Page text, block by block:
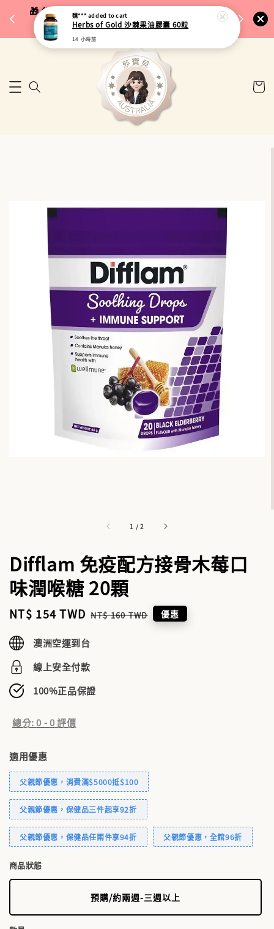
🎁 父親節限定｜全館96折・指定品牌88折｜滿
$5,000再折$100
🚚 台
1 /2
Difflam 免疫配方接骨木莓口
味潤喉糖 20顆
Sale
NT$ 154 TWD Regular
NT$ 160 TWD 優惠
澳洲空運到台
線上安全付款
100%正品保證
總分:0 -0評價
適用優惠
父親節優惠，消費滿$5000抵$100
父親節優惠，保健品三件起享92折
父親節優惠，保健品任兩件享94折 父親節優惠，全館96折
商品狀態
預購/約兩週-三週以上
魏*** added to cart
Herbs of Gold 沙棘果油膠囊 60粒
14 小時前